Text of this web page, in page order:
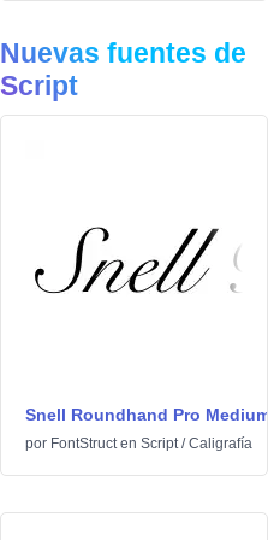
Nuevas fuentes de
Script
Snell Roundhand Pro
por FontStructen Script/Caligrafía